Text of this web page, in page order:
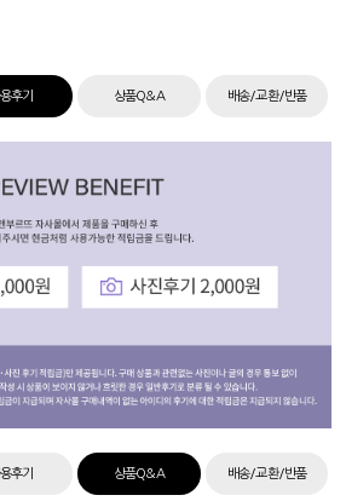
후기 상품Q&A 배송/교환/반품
후기 상품Q&A 배송/교환/반품